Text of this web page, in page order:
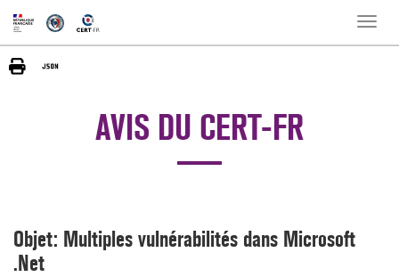
Toggle
AVIS DU CERT-FR
Objet: Multiples vulnérabilités dans Microsoft
.Net